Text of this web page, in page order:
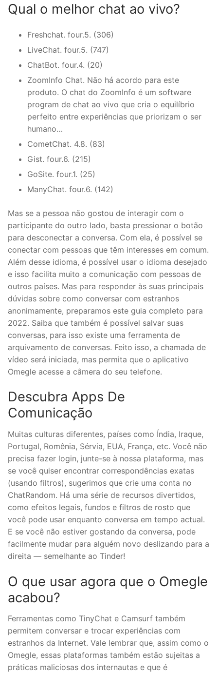
Qual o melhor chat ao vivo?
Freshchat. four.5. (306)
LiveChat. four.5. (747)
ChatBot. four.4. (20)
ZoomInfo Chat. Não há acordo para este
produto. O chat do ZoomInfo é um software
program de chat ao vivo que cria o equilíbrio
perfeito entre experiências que priorizam o ser
humano…
CometChat. 4.8. (83)
Gist. four.6. (215)
GoSite. four.1. (25)
ManyChat. four.6. (142)
Mas se a pessoa não gostou de interagir com o
participante do outro lado, basta pressionar o botão
para desconectar a conversa. Com ela, é possível se
conectar com pessoas que têm interesses em comum.
Além desse idioma, é possível usar o idioma desejado
e isso facilita muito a comunicação com pessoas de
outros países. Mas para responder às suas principais
dúvidas sobre como conversar com estranhos
anonimamente, preparamos este guia completo para
2022. Saiba que também é possível salvar suas
conversas, para isso existe uma ferramenta de
arquivamento de conversas. Feito isso, a chamada de
vídeo será iniciada, mas permita que o aplicativo
Omegle acesse a câmera do seu telefone.
Descubra Apps De
Comunicação
Muitas culturas diferentes, países como Índia, Iraque,
Portugal, Romênia, Sérvia, EUA, França, etc. Você não
precisa fazer login, junte-se à nossa plataforma, mas
se você quiser encontrar correspondências exatas
(usando filtros), sugerimos que crie uma conta no
ChatRandom. Há uma série de recursos divertidos,
como efeitos legais, fundos e filtros de rosto que
você pode usar enquanto conversa em tempo actual.
E se você não estiver gostando da conversa, pode
facilmente mudar para alguém novo deslizando para a
direita — semelhante ao Tinder!
O que usar agora que o Omegle
acabou?
Ferramentas como TinyChat e Camsurf também
permitem conversar e trocar experiências com
estranhos da Internet. Vale lembrar que, assim como o
Omegle, essas plataformas também estão sujeitas a
práticas maliciosas dos internautas e que é